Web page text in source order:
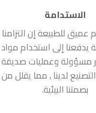
الاستدامة
عميق للطبيعة إن التزامنا
يدفعنا إلى استخدام مواد
مسؤولة وعمليات صديقة
لدينا , مما يقلل من
بصمتنا البيئية.